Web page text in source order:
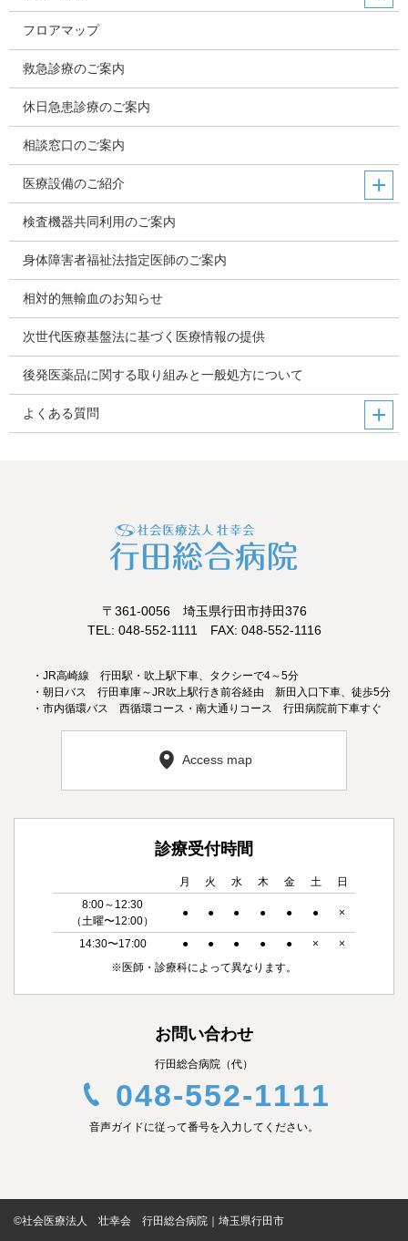
フロアマップ
救急診療のご案内
休日急患診療のご案内
相談窓口のご案内
医療設備のご紹介
検査機器共同利用のご案内
身体障害者福祉法指定医師のご案内
相対的無輸血のお知らせ
次世代医療基盤法に基づく医療情報の提供
後発医薬品に関する取り組みと一般処方について
よくある質問
〒361-0056 埼玉県行田市持田376
TEL: 048-552-1111 FAX: 048-552-1116
・JR高崎線 行田駅・吹上駅下車、タクシーで4～5分
・朝日バス 行田車庫～JR吹上駅行き前谷経由 新田入口下車、徒歩5分
・市内循環バス 西循環コース・南大通りコース 行田病院前下車すぐ
Access map
診療受付時間
月 火 水 木 金 土
日
8:00～12:30
（土曜〜12:00）
● ● ● ● ● ● ×
14:30〜17:00 ● ● ● ● ● ×
×
※医師・診療科によって異なります。
お問い合わせ
行田総合病院（代）
048-552-1111
音声ガイドに従って番号を入力してください。
©社会医療法人 壮幸会 行田総合病院｜埼玉県行田市